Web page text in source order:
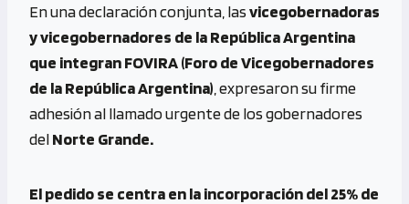
b
o
o
k
se
n
g
er
py
Li
n
k
gr
a
m
at
s
A
p
En una declaración conjunta, lasvicegobernadoras
y vicegobernadores de la República Argentina
que integran FOVIRA (Foro de Vicegobernadores
de la República Argentina) , expresaron su firme
adhesión al llamado urgente de los gobernadores
delNorte Grande.
El pedido se centra en la incorporación del 25% de